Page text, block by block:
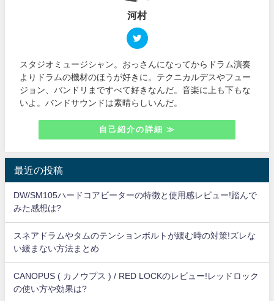
河村
スタジオミュージシャン。おっさんになってからドラム演奏
よりドラムの機材のほうが好きに。テクニカルデスやフュー
ジョン、バンドリまですべて好きなんだ。音楽に上も下もな
いよ。バンドサウンドは素晴らしいんだ。
自己紹介の詳細 ≫
最近の投稿
DW/SM105ハードコアビーターの特徴と使用感レビュー!踏んで
みた感想は?
スネアドラムやタムのテンションボルトが緩む時の対策!ズレな
い緩まない方法まとめ
CANOPUS ( カノウプス ) / RED LOCKのレビュー!レッドロック
の使い方や効果は?